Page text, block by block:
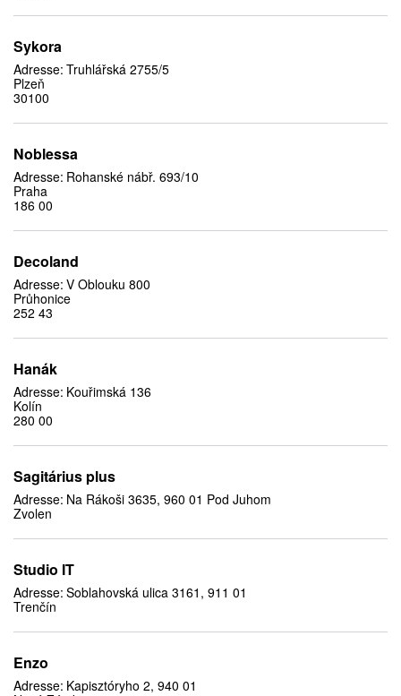
Sykora
Adresse: Truhlářská 2755/5
Plzeň
30100
Noblessa
Adresse: Rohanské nábř. 693/10
Praha
186 00
Decoland
Adresse: V Oblouku 800
Průhonice
252 43
Hanák
Adresse: Kouřimská 136
Kolín
280 00
Sagitárius plus
Adresse: Na Rákoši 3635, 960 01 Pod Juhom
Zvolen
Studio IT
Adresse: Soblahovská ulica 3161, 911 01
Trenčín
Enzo
Adresse: Kapisztóryho 2, 940 01